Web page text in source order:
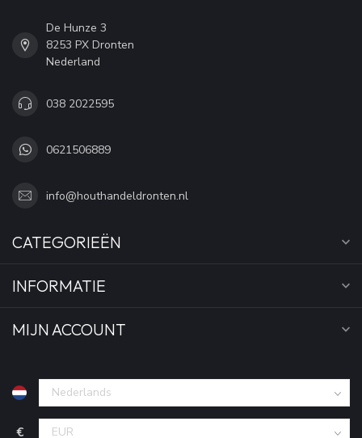
De Hunze 3
8253 PX Dronten
Nederland
038 2022595
0621506889
info@houthandeldronten.nl
CATEGORIEËN
INFORMATIE
MIJN ACCOUNT
€